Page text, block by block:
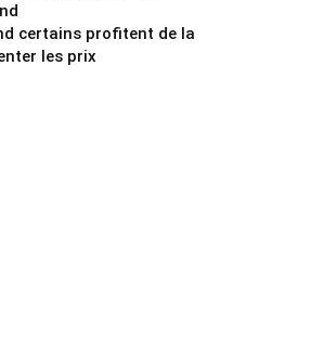
certains profitent de la
les prix